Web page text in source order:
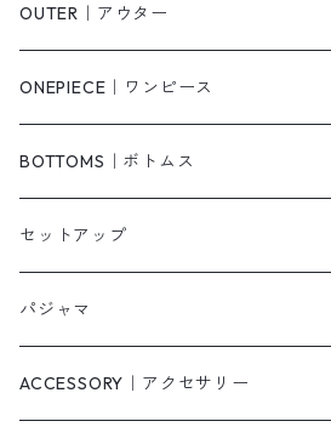
Tシャツ/カットソー
シャツ/ブラウス
ベスト/チョッキ
タンクトップ/キャミソール
スウェット/パーカー
ニット/セーター
OUTER｜アウター
ジャケット/ブルゾン
コート
カーディガン
ダウンコート
その他
ONEPIECE｜ワンピース
柄
無地
ニットワンピース
ロングワンピース
BOTTOMS｜ボトムス
パンツ・デニム
ショートパンツ
スカート
セットアップ
パジャマ
ACCESSORY｜アクセサリー